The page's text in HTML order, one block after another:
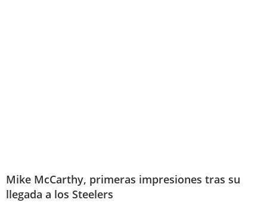
Mike McCarthy, primeras impresiones tras su
llegada a los Steelers